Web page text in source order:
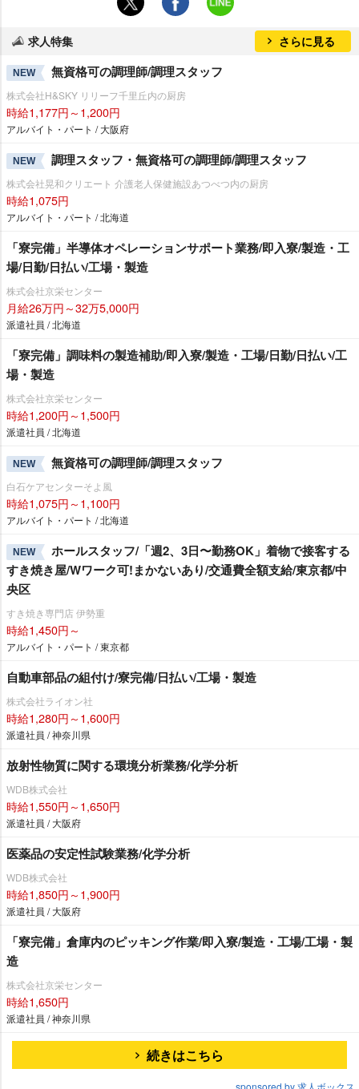
求人特集 さらに見る
NEW 無資格可の調理師/調理スタッフ
株式会社H&SKY リリーフ千里丘内の厨房
時給1,177円～1,200円
アルバイト・パート / 大阪府
NEW 調理スタッフ・無資格可の調理師/調理スタッフ
株式会社晃和クリエート 介護老人保健施設あつべつ内の厨房
時給1,075円
アルバイト・パート / 北海道
「寮完備」半導体オペレーションサポート業務/即入寮/製造・工
場/日勤/日払い/工場・製造
株式会社京栄センター
月給26万円～32万5,000円
派遣社員 / 北海道
「寮完備」調味料の製造補助/即入寮/製造・工場/日勤/日払い/工
場・製造
株式会社京栄センター
時給1,200円～1,500円
派遣社員 / 北海道
NEW 無資格可の調理師/調理スタッフ
白石ケアセンターそよ風
時給1,075円～1,100円
アルバイト・パート / 北海道
NEW
ホールスタッフ/「週2、3日〜勤務OK」着物で接客する
すき焼き屋/Wワーク可!まかないあり/交通費全額支給/東京都/中
央区
すき焼き専門店 伊勢重
時給1,450円～
アルバイト・パート / 東京都
自動車部品の組付け/寮完備/日払い/工場・製造
株式会社ライオン社
時給1,280円～1,600円
派遣社員 / 神奈川県
放射性物質に関する環境分析業務/化学分析
WDB株式会社
時給1,550円～1,650円
派遣社員 / 大阪府
医薬品の安定性試験業務/化学分析
WDB株式会社
時給1,850円～1,900円
派遣社員 / 大阪府
「寮完備」倉庫内のピッキング作業/即入寮/製造・工場/工場・製
造
株式会社京栄センター
時給1,650円
派遣社員 / 神奈川県
続きはこちら
sponsored by 求人ボックス